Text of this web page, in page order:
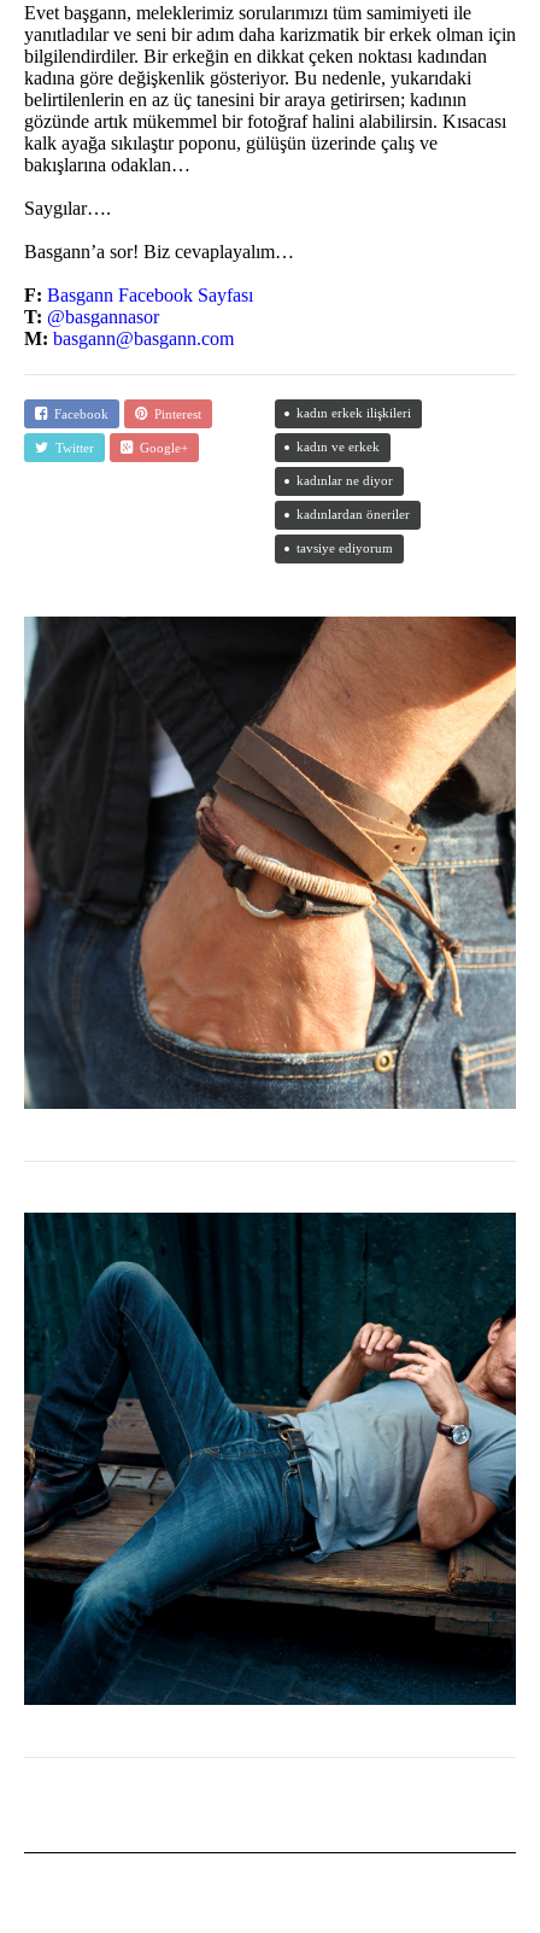
Evet başgann, meleklerimiz sorularımızı tüm samimiyeti ile
yanıtladılar ve seni bir adım daha karizmatik bir erkek olman için
bilgilendirdiler. Bir erkeğin en dikkat çeken noktası kadından
kadına göre değişkenlik gösteriyor. Bu nedenle, yukarıdaki
belirtilenlerin en az üç tanesini bir araya getirirsen; kadının
gözünde artık mükemmel bir fotoğraf halini alabilirsin. Kısacası
kalk ayağa sıkılaştır poponu, gülüşün üzerinde çalış ve
bakışlarına odaklan…
Saygılar….
Basgann’a sor! Biz cevaplayalım…
F: Basgann Facebook Sayfası
T: @basgannasor
M: basgann@basgann.com
Facebook Pinterest
Twitter Google+
kadın erkek ilişkileri
kadın ve erkek
kadınlar ne diyor
kadınlardan öneriler
tavsiye ediyorum